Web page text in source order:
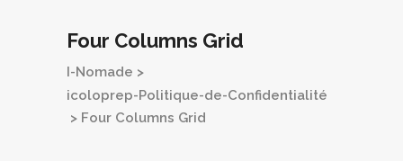
Four Columns Grid
I-Nomade >
icoloprep-Politique-de-Confidentialité
> Four Columns Grid